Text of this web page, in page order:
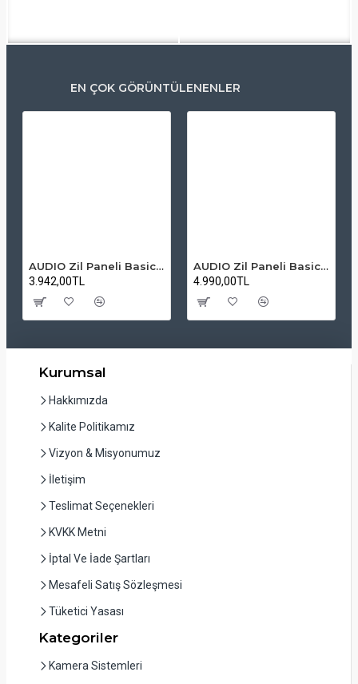
EN ÇOK GÖRÜNTÜLENENLER
AUDIO Zil Paneli Basic Hpli Çift Buton 14'lü Sesli Apartman Diafon Kapı Paneli
3.942,00TL
AUDIO Zil Paneli Basic Hpli Çift Buton 20'li Sesli Apartman Diafon Kapı Paneli
4.990,00TL
Kurumsal
Hakkımızda
Kalite Politikamız
Vizyon & Misyonumuz
İletişim
Teslimat Seçenekleri
KVKK Metni
İptal Ve İade Şartları
Mesafeli Satış Sözleşmesi
Tüketici Yasası
Kategoriler
Kamera Sistemleri